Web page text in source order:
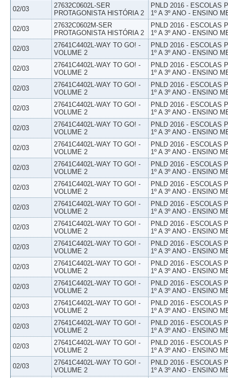
02/03
27632C0602L-SER
PROTAGONISTA HISTÓRIA 2
PNLD 2016 - ESCOLAS
1º A 3º ANO - ENSINO
02/03
27632C0602M-SER
PROTAGONISTA HISTÓRIA 2
PNLD 2016 - ESCOLAS
1º A 3º ANO - ENSINO
02/03
27641C4402L-WAY TO GO! -
VOLUME 2
PNLD 2016 - ESCOLAS
1º A 3º ANO - ENSINO
02/03
27641C4402L-WAY TO GO! -
VOLUME 2
PNLD 2016 - ESCOLAS
1º A 3º ANO - ENSINO
02/03
27641C4402L-WAY TO GO! -
VOLUME 2
PNLD 2016 - ESCOLAS
1º A 3º ANO - ENSINO
02/03
27641C4402L-WAY TO GO! -
VOLUME 2
PNLD 2016 - ESCOLAS
1º A 3º ANO - ENSINO
02/03
27641C4402L-WAY TO GO! -
VOLUME 2
PNLD 2016 - ESCOLAS
1º A 3º ANO - ENSINO
02/03
27641C4402L-WAY TO GO! -
VOLUME 2
PNLD 2016 - ESCOLAS
1º A 3º ANO - ENSINO
02/03
27641C4402L-WAY TO GO! -
VOLUME 2
PNLD 2016 - ESCOLAS
1º A 3º ANO - ENSINO
02/03
27641C4402L-WAY TO GO! -
VOLUME 2
PNLD 2016 - ESCOLAS
1º A 3º ANO - ENSINO
02/03
27641C4402L-WAY TO GO! -
VOLUME 2
PNLD 2016 - ESCOLAS
1º A 3º ANO - ENSINO
02/03
27641C4402L-WAY TO GO! -
VOLUME 2
PNLD 2016 - ESCOLAS
1º A 3º ANO - ENSINO
02/03
27641C4402L-WAY TO GO! -
VOLUME 2
PNLD 2016 - ESCOLAS
1º A 3º ANO - ENSINO
02/03
27641C4402L-WAY TO GO! -
VOLUME 2
PNLD 2016 - ESCOLAS
1º A 3º ANO - ENSINO
02/03
27641C4402L-WAY TO GO! -
VOLUME 2
PNLD 2016 - ESCOLAS
1º A 3º ANO - ENSINO
02/03
27641C4402L-WAY TO GO! -
VOLUME 2
PNLD 2016 - ESCOLAS
1º A 3º ANO - ENSINO
02/03
27641C4402L-WAY TO GO! -
VOLUME 2
PNLD 2016 - ESCOLAS
1º A 3º ANO - ENSINO
02/03
27641C4402L-WAY TO GO! -
VOLUME 2
PNLD 2016 - ESCOLAS
1º A 3º ANO - ENSINO
02/03
27641C4402L-WAY TO GO! -
VOLUME 2
PNLD 2016 - ESCOLAS
1º A 3º ANO - ENSINO